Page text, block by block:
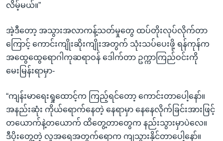
လိမ့်မယ်။”
အဲ့ဒီတော့ အသွားအလာကန့်သတ်မှုတွေ ထပ်တိုးလုပ်လိုက်တာ
ကြောင့် ကောင်းကျိုးဆိုးကျိုးအတွက် သုံးသပ်ပေးဖို့ ရန်ကုန်က
အထွေထွေရောဂါကုဆရာဝန် ဒေါက်တာ ဥက္ကာကြည်ဝင်းကို
မေးမြန်းရာမှာ-
“ကျန်းမာရေးရှုထောင့်က ကြည့်ရင်တော့ ကောင်းတာပေါ့နော်။
အနည်းဆုံး ကိုယ်ရောက်နေတဲ့ နေရာမှာ နေနေလိုက်ခြင်းအားဖြင့်
တယောက်နဲ့တယောက် ထိတွေ့တာတွေက နည်းသွားမှာပဲလေ။
ဒီပိုးတွေ့တဲ့ လူအရေအတွက်ရောက ကျသွားနိုင်တာပေါ့နော်။